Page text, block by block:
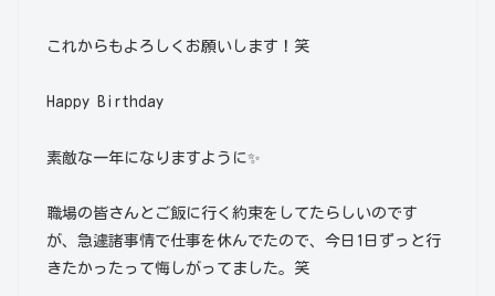
これからもよろしくお願いします！笑
Happy Birthday
素敵な一年になりますように✨
職場の皆さんとご飯に行く約束をしてたらしいのです
が、急遽諸事情で仕事を休んでたので、今日1日ずっと行
きたかったって悔しがってました。笑